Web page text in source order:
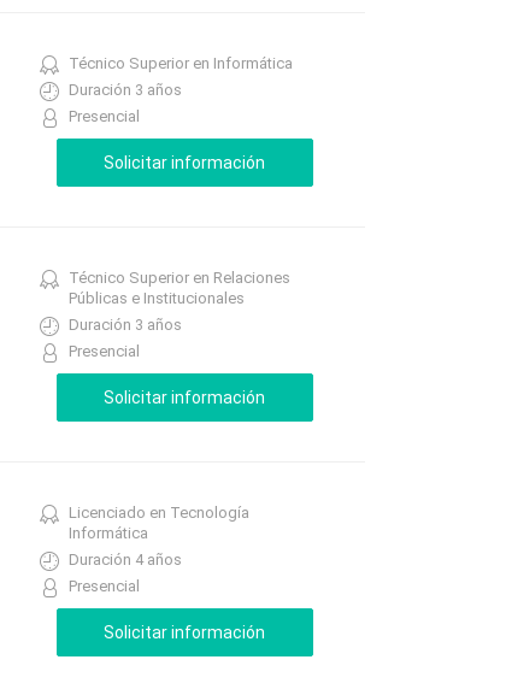
Técnico Superior en Informática
Duración 3 años
Presencial
Técnico Superior en Relaciones
Públicas e Institucionales
Duración 3 años
Presencial
Licenciado en Tecnología
Informática
Duración 4 años
Presencial